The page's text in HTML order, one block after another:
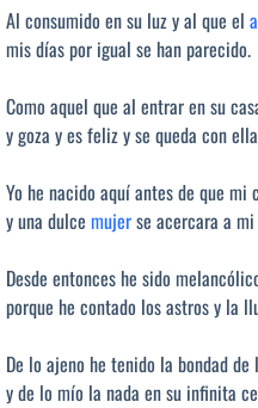
Al consumido en su luz y al que el
mis días por igual se han parecido.
Como aquel que al entrar en su
y goza y es feliz y se queda con
Yo he nacido aquí antes de que mi
y una dulce mujerse acercara a
Desde entonces he sido
porque he contado los astros y la
De lo ajeno he tenido la bondad
y de lo mío la nada en su infinita